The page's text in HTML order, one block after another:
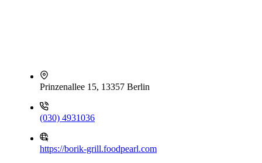
Prinzenallee 15, 13357 Berlin
(030) 4931036
https://borik-grill.foodpearl.com